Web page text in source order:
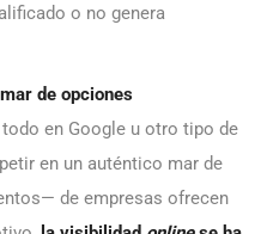
o no genera
de opciones
en Google u otro tipo de
en un auténtico mar de
de empresas ofrecen